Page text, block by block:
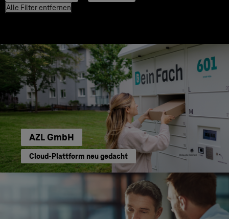
Alle Filter entfernen
AZL GmbH
Cloud-Plattform neu gedacht